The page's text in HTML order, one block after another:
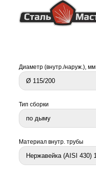
Диаметр (внутр./наруж.), мм
Тип сборки
Материал внутр. трубы